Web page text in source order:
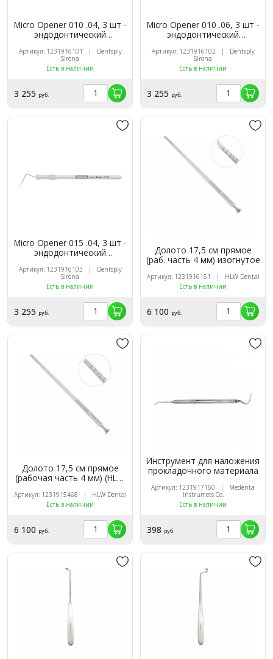
Micro Opener 010 .04, 3 шт -
эндодонтический
Артикул: 1231916101 | Dentsply
Sirona
Есть в наличии
3 255 руб.
Micro Opener 010 .06, 3 шт -
эндодонтический
Артикул: 1231916102 | Dentsply
Sirona
Есть в наличии
3 255 руб.
Micro Opener 015 .04, 3 шт -
эндодонтический
Артикул: 1231916103 | Dentsply
Sirona
Есть в наличии
3 255 руб.
Долото 17,5 см прямое
(раб. часть 4 мм) изогнутое
Артикул: 1231916151 | HLW Dental
Есть в наличии
6 100 руб.
Долото 17,5 см прямое
(рабочая часть 4 мм) (HLW
Артикул: 1231915468 | HLW Dental
Есть в наличии
6 100 руб.
Инструмент для наложения
прокладочного материала
Артикул: 1231917160 | Medenta
Instrumets Co.
Есть в наличии
398 руб.